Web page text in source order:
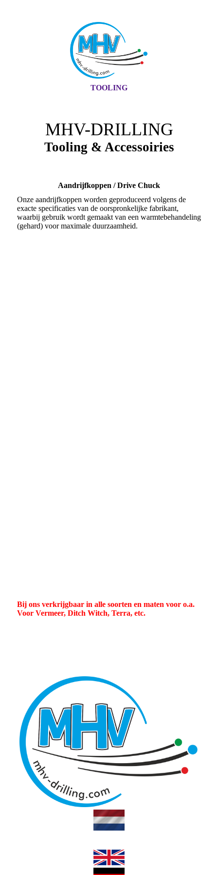
TOOLING
MHV-DRILLING
Tooling & Accessoiries
Aandrijfkoppen / Drive Chuck
Onze aandrijfkoppen worden geproduceerd volgens de
exacte specificaties van de oorspronkelijke fabrikant,
waarbij gebruik wordt gemaakt van een warmtebehandeling
(gehard) voor maximale duurzaamheid.
Bij ons verkrijgbaar in alle soorten en maten voor o.a.
Voor Vermeer, Ditch Witch, Terra, etc.